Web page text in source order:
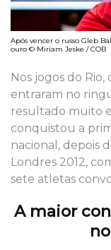
Após vencer o russo Gleb
ouro © Miriam Jeske / COB
Nos jogos do
entraram no
resultado muito
conquistou a
nacional, depois
Londres 2012,
sete atletas
A maior